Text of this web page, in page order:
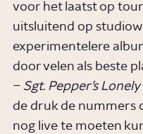
voor het laatst op
uitsluitend op
experimentelere
door velen als beste
– Sgt. Pepper’s
de druk de nummers
nog live te moeten